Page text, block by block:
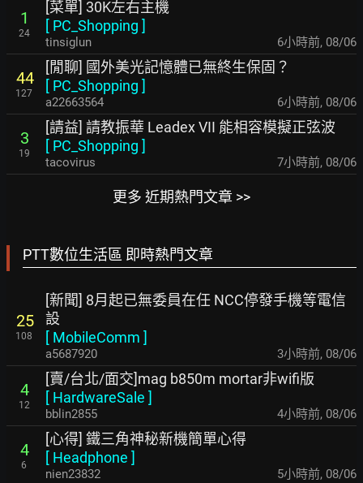
1
24
[菜單] 30K左右主機
[ PC_Shopping ]
tinsiglun 6小時前, 08/06
44
127
[閒聊] 國外美光記憶體已無終生保固？
[ PC_Shopping ]
a22663564 6小時前, 08/06
3
19
[請益] 請教振華 Leadex VII 能相容模擬正弦波
[ PC_Shopping ]
tacovirus 7小時前, 08/06
更多 近期熱門文章 >>
PTT數位生活區 即時熱門文章
25
108
[新聞] 8月起已無委員在任 NCC停發手機等電信
設
[ MobileComm ]
a5687920 3小時前, 08/06
4
12
[賣/台北/面交]mag b850m mortar非wifi版
[ HardwareSale ]
bblin2855 4小時前, 08/06
4
6
[心得] 鐵三角神秘新機簡單心得
[ Headphone ]
nien23832 5小時前, 08/06